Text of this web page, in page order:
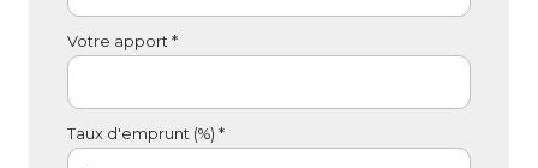
Votre apport *
Taux d'emprunt (%) *